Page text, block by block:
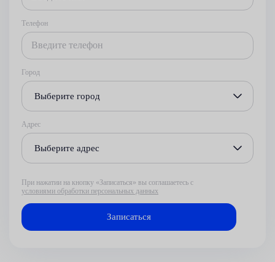
Телефон
Город
Выберите город
Адрес
Выберите адрес
При нажатии на кнопку «Записаться» вы соглашаетесь с
условиями обработки персональных данных